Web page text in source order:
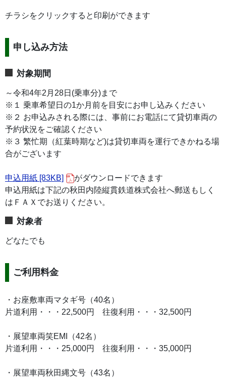
チラシをクリックすると印刷ができます
申し込み方法
対象期間
～令和4年2月28日(乗車分)まで
※１ 乗車希望日の1か月前を目安にお申し込みください
※２ お申込みされる際には、事前にお電話にて貸切車両の
予約状況をご確認ください
※３ 繁忙期（紅葉時期など)は貸切車両を運行できかねる場
合がございます
申込用紙 [83KB]
がダウンロードできます
申込用紙は下記の秋田内陸縦貫鉄道株式会社へ郵送もしく
はＦＡＸでお送りください。
対象者
どなたでも
ご利用料金
・お座敷車両マタギ号（40名）
片道利用・・・22,500円 往復利用・・・32,500円
・展望車両笑EMI（42名）
片道利用・・・25,000円 往復利用・・・35,000円
・展望車両秋田縄文号（43名）